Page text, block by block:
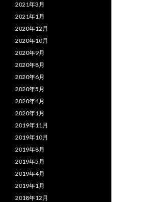
2021年3月
2021年1月
2020年12月
2020年10月
2020年9月
2020年8月
2020年6月
2020年5月
2020年4月
2020年1月
2019年11月
2019年10月
2019年8月
2019年5月
2019年4月
2019年1月
2018年12月